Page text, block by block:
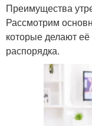
Преимущества
Рассмотрим
которые делают
распорядка.